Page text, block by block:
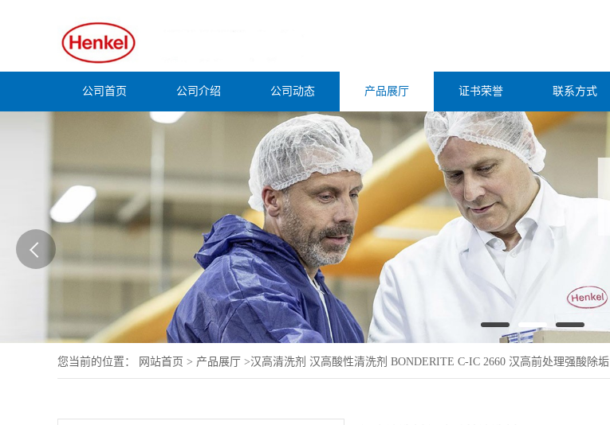
公司首页 公司介绍 公司动态 产品展厅 证书荣誉 联系方式
您当前的位置： 网站首页 > 产品展厅 >汉高清洗剂 汉高酸性清洗剂 BONDERITE C-IC 2660 汉高前处理强酸除垢